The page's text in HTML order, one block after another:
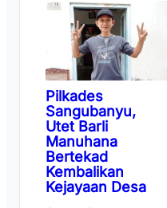
Pilkades
Sangubanyu,
Utet Barli
Manuhana
Bertekad
Kembalikan
Kejayaan Desa